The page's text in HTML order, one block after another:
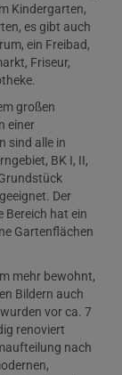
Kindergarten,
es gibt auch
ein Freibad,
Friseur,
großen
einer
sind alle in
BK I, II,
Der
Bereich hat ein
Gartenflächen
mehr bewohnt,
Bildern auch
vor ca. 7
renoviert
nach